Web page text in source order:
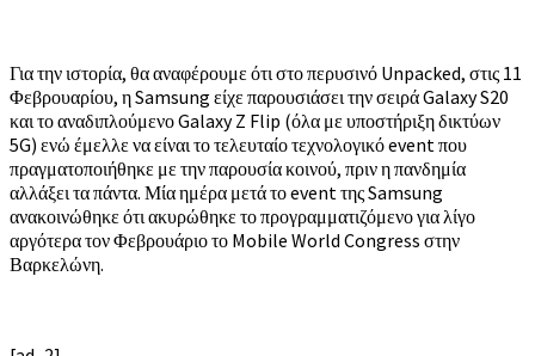
Για την ιστορία, θα αναφέρουμε ότι στο περυσινό Unpacked, στις 11
Φεβρουαρίου, η Samsung είχε παρουσιάσει την σειρά Galaxy S20
και το αναδιπλούμενο Galaxy Z Flip (όλα με υποστήριξη δικτύων
5G) ενώ έμελλε να είναι το τελευταίο τεχνολογικό event που
πραγματοποιήθηκε με την παρουσία κοινού, πριν η πανδημία
αλλάξει τα πάντα. Μία ημέρα μετά το event της Samsung
ανακοινώθηκε ότι ακυρώθηκε το προγραμματιζόμενο για λίγο
αργότερα τον Φεβρουάριο το Mobile World Congress στην
Βαρκελώνη.